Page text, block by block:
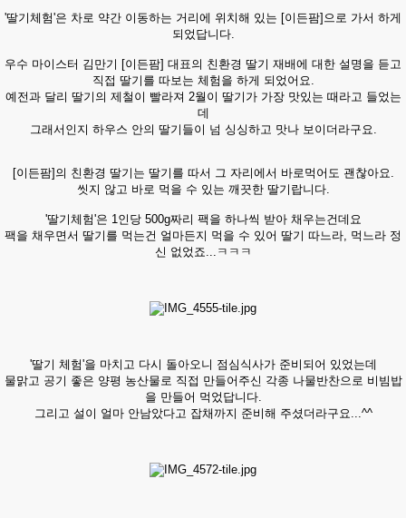
'딸기체험'은 차로 약간 이동하는 거리에 위치해 있는 [이든팜]으로 가서 하게
되었답니다.
우수 마이스터 김만기 [이든팜] 대표의 친환경 딸기 재배에 대한 설명을 듣고
직접 딸기를 따보는 체험을 하게 되었어요.
예전과 달리 딸기의 제철이 빨라져 2월이 딸기가 가장 맛있는 때라고 들었는
데
그래서인지 하우스 안의 딸기들이 넘 싱싱하고 맛나 보이더라구요.
[이든팜]의 친환경 딸기는 딸기를 따서 그 자리에서 바로먹어도 괜찮아요.
씻지 않고 바로 먹을 수 있는 깨끗한 딸기랍니다.
'딸기체험'은 1인당 500g짜리 팩을 하나씩 받아 채우는건데요
팩을 채우면서 딸기를 먹는건 얼마든지 먹을 수 있어 딸기 따느라, 먹느라 정
신 없었죠...ㅋㅋㅋ
'딸기 체험'을 마치고 다시 돌아오니 점심식사가 준비되어 있었는데
물맑고 공기 좋은 양평 농산물로 직접 만들어주신 각종 나물반찬으로 비빔밥
을 만들어 먹었답니다.
그리고 설이 얼마 안남았다고 잡채까지 준비해 주셨더라구요...^^